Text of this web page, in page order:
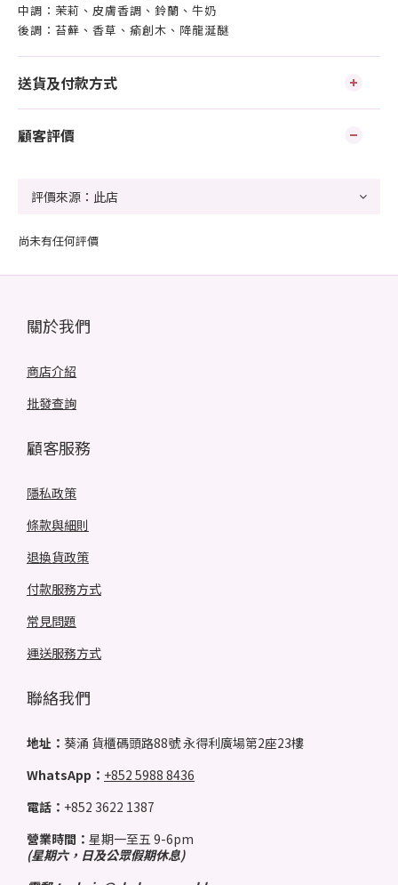
中調：茉莉、皮膚香調、鈴蘭、牛奶
後調：苔蘚、香草、瘉創木、降龍涎醚
送貨及付款方式
顧客評價
尚未有任何評價
關於我們
商店介紹
批發查詢
顧客服務
隱私政策
條款與細則
退換貨政策
付款服務方式
常見問題
運送服務方式
聯絡我們
地址： 葵涌 貨櫃碼頭路88號 永得利廣場第2座23樓
WhatsApp： +852 5988 8436
電話： +852 3622 1387
營業時間： 星期一至五 9-6pm
(星期六，日及公眾假期休息)